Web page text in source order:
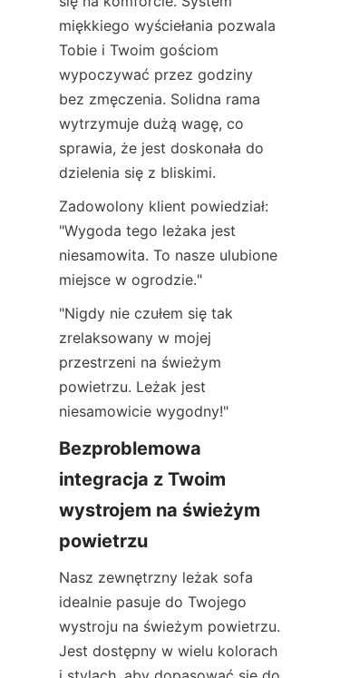
miękkiego wyściełania pozwala
Tobie i Twoim gościom
wypoczywać przez godziny
bez zmęczenia. Solidna rama
wytrzymuje dużą wagę, co
sprawia, że jest doskonała do
dzielenia się z bliskimi.
Zadowolony klient powiedział:
"Wygoda tego leżaka jest
niesamowita. To nasze ulubione
miejsce w ogrodzie."
"Nigdy nie czułem się tak
zrelaksowany w mojej
przestrzeni na świeżym
powietrzu. Leżak jest
niesamowicie wygodny!"
Bezproblemowa
integracja z Twoim
wystrojem na świeżym
powietrzu
Nasz zewnętrzny leżak sofa
idealnie pasuje do Twojego
wystroju na świeżym powietrzu.
Jest dostępny w wielu kolorach